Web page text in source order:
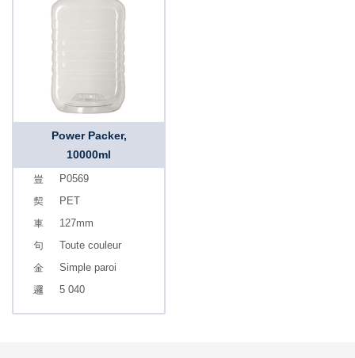
Power Packer,
10000ml
P0569
PET
127mm
Toute couleur
Simple paroi
5 040